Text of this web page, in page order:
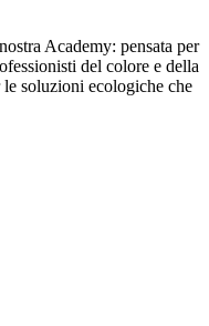
Academy: pensata per
del colore e della
soluzioni ecologiche che